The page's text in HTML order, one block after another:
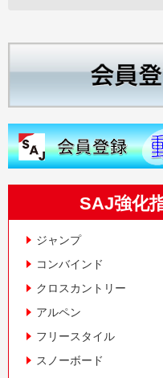
SAJ強化
ジャンプ
コンバインド
クロスカントリー
アルペン
フリースタイル
スノーボード